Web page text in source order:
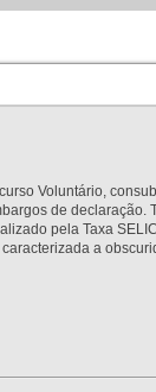
Voluntário,
de declaração.
pela Taxa
a